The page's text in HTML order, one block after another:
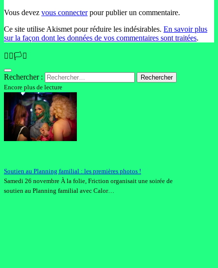
Vous devez vous connecterpour publier un commentaire.
Ce site utilise Akismet pour réduire les indésirables. En savoir plus
sur la façon dont les données de vos commentaires sont traitées.
🏳️‍🌈🏳️‍⚧️
Rechercher :
Encore plus de lecture
Soutien au Planning familial : les premières photos !
Samedi 26 novembre À la folie, Friction organisait une soirée de
soutien au Planning familial avec Calor…